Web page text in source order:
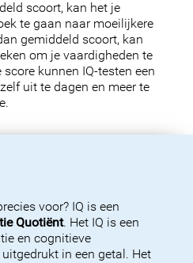
scoort, kan het je
te gaan naar moeilijkere
gemiddeld scoort, kan
om je vaardigheden te
kunnen IQ-testen een
uit te dagen en meer te
voor? IQ is een
Quotiënt. Het IQ is een
en cognitieve
in een getal. Het